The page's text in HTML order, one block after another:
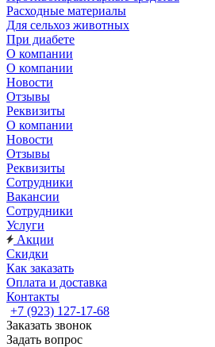
Расходные материалы
Для сельхоз животных
При диабете
О компании
О компании
Новости
Отзывы
Реквизиты
О компании
Новости
Отзывы
Реквизиты
Сотрудники
Вакансии
Сотрудники
Услуги
Акции
Скидки
Как заказать
Оплата и доставка
Контакты
+7 (923) 127-17-68
Заказать звонок
Задать вопрос